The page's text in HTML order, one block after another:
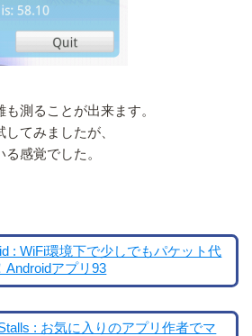
測ることが出来ます。
てみましたが、
感覚でした。
: WiFi環境下で少しでもパケット代
Androidアプリ93
: お気に入りのアプリ作者でマ